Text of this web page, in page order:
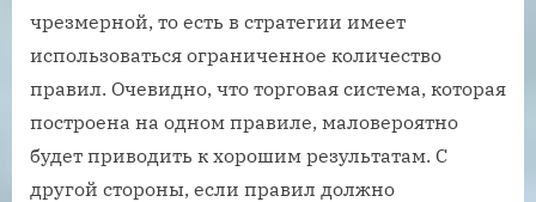
чрезмерной, то есть в стратегии имеет
использоваться ограниченное количество
правил. Очевидно, что торговая система, которая
построена на одном правиле, маловероятно
будет приводить к хорошим результатам. С
другой стороны, если правил должно